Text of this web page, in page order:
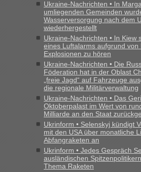
Ukraine-Nachrichten • In
umliegenden Gemeinden
Wasserversorgung nach dem
wiederhergestellt
Ukraine-Nachrichten • In Kiew
eines Luftalarms aufgrund von
Explosionen zu hören
Ukraine-Nachrichten • Die
Föderation hat in der Oblast
„freie Jagd“ auf Fahrzeuge
die regionale Militärverwaltung
Ukraine-Nachrichten • Das
Oktoberpalast im Wert von
Milliarde an den Staat
Ukrinform • Selenskyj kündigt
mit den USA über monatliche
Abfangraketen an
Ukrinform • Jedes Gespräch
ausländischen
Thema Raketen